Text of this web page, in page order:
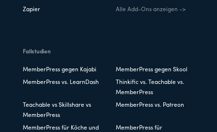
Zapier Alle Add-Ons anzeigen ->
Fallstudien
MemberPress gegen Kajabi MemberPress gegen Skool
MemberPress vs. LearnDash
Thinkific vs. Teachable vs.
MemberPress
Teachable vs Skillshare vs
MemberPress
MemberPress vs. Patreon
MemberPress für Köche und
MemberPress für